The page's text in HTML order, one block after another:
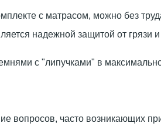
с матрасом, можно без
надежной защитой от грязи
с "липучками" в
вопросов, часто возникающих